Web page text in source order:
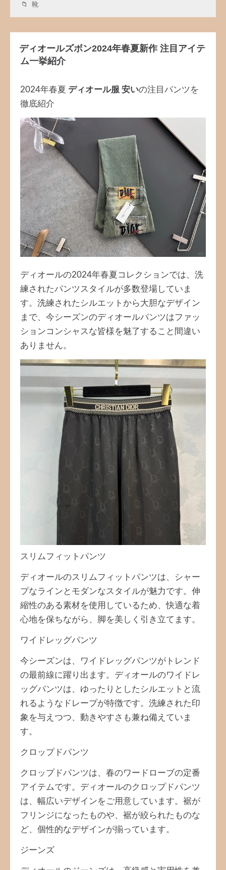
靴
ディオールズボン2024年春夏新作 注目アイテ
ム一挙紹介
2024年春夏 ディオール服 安いの注目パンツを
徹底紹介
ディオールの2024年春夏コレクションでは、洗
練されたパンツスタイルが多数登場していま
す。洗練されたシルエットから大胆なデザイン
まで、今シーズンのディオールパンツはファッ
ションコンシャスな皆様を魅了すること間違い
ありません。
スリムフィットパンツ
ディオールのスリムフィットパンツは、シャー
プなラインとモダンなスタイルが魅力です。伸
縮性のある素材を使用しているため、快適な着
心地を保ちながら、脚を美しく引き立てます。
ワイドレッグパンツ
今シーズンは、ワイドレッグパンツがトレンド
の最前線に躍り出ます。ディオールのワイドレ
ッグパンツは、ゆったりとしたシルエットと流
れるようなドレープが特徴です。洗練された印
象を与えつつ、動きやすさも兼ね備えていま
す。
クロップドパンツ
クロップドパンツは、春のワードローブの定番
アイテムです。ディオールのクロップドパンツ
は、幅広いデザインをご用意しています。裾が
フリンジになったものや、裾が絞られたものな
ど、個性的なデザインが揃っています。
ジーンズ